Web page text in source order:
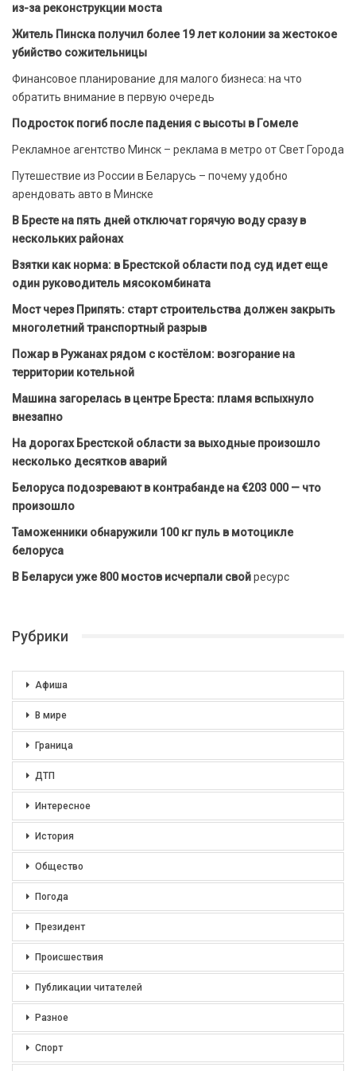
из-за реконструкции моста
Житель Пинска получил более 19 лет колонии за жестокое
убийство сожительницы
Финансовое планирование для малого бизнеса: на что
обратить внимание в первую очередь
Подросток погиб после падения с высоты в Гомеле
Рекламное агентство Минск – реклама в метро от Свет Города
Путешествие из России в Беларусь – почему удобно
арендовать авто в Минске
В Бресте на пять дней отключат горячую воду сразу в
нескольких районах
Взятки как норма: в Брестской области под суд идет еще
один руководитель мясокомбината
Мост через Припять: старт строительства должен закрыть
многолетний транспортный разрыв
Пожар в Ружанах рядом с костёлом: возгорание на
территории котельной
Машина загорелась в центре Бреста: пламя вспыхнуло
внезапно
На дорогах Брестской области за выходные произошло
несколько десятков аварий
Белоруса подозревают в контрабанде на €203 000 — что
произошло
Таможенники обнаружили 100 кг пуль в мотоцикле
белоруса
В Беларуси уже 800 мостов исчерпали свойресурс
Рубрики
Афиша
В мире
Граница
ДТП
Интересное
История
Общество
Погода
Президент
Происшествия
Публикации читателей
Разное
Спорт